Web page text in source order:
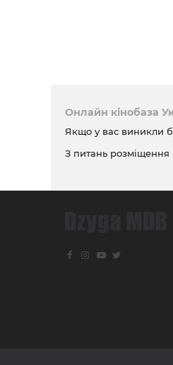
Онлайн кінобаза
Якщо у вас виникли
З питань розміщення